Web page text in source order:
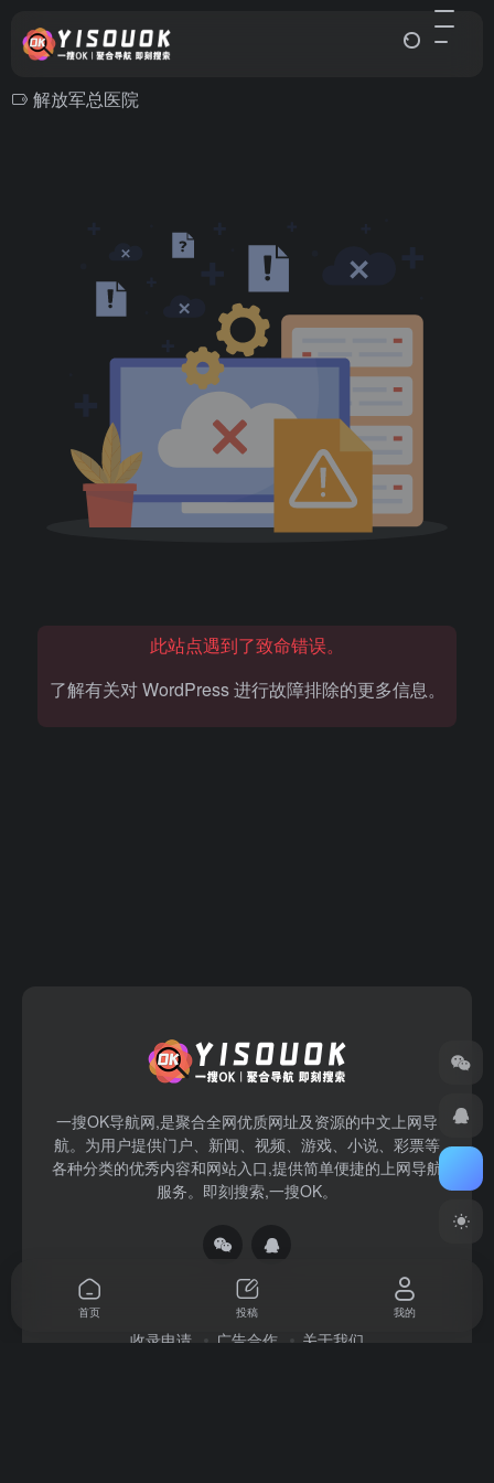
解放军总医院
此站点遇到了致命错误。
了解有关对 WordPress 进行故障排除的更多信息。
一搜OK导航网,是聚合全网优质网址及资源的中文上网导
航。为用户提供门户、新闻、视频、游戏、小说、彩票等
各种分类的优秀内容和网站入口,提供简单便捷的上网导航
服务。即刻搜索,一搜OK。
收录申请 广告合作 关于我们
首页 投稿 我的